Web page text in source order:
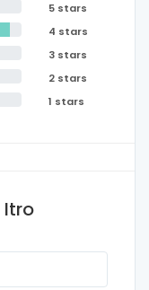
5 stars
4 stars
3 stars
2 stars
1 stars
Itro